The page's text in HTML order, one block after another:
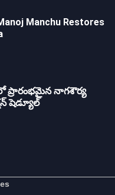
Manchu Restores
నాగశౌర్య
షెడ్యూల్